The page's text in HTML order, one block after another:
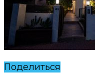
Поделиться